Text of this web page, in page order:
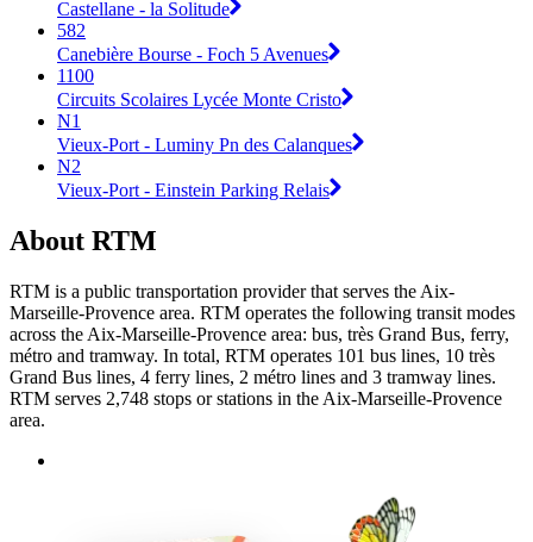
Castellane - la Solitude
582
Canebière Bourse - Foch 5 Avenues
1100
Circuits Scolaires Lycée Monte Cristo
N1
Vieux-Port - Luminy Pn des Calanques
N2
Vieux-Port - Einstein Parking Relais
About RTM
RTM is a public transportation provider that serves the Aix-
Marseille-Provence area. RTM operates the following transit modes
across the Aix-Marseille-Provence area: bus, très Grand Bus, ferry,
métro and tramway. In total, RTM operates 101 bus lines, 10 très
Grand Bus lines, 4 ferry lines, 2 métro lines and 3 tramway lines.
RTM serves 2,748 stops or stations in the Aix-Marseille-Provence
area.